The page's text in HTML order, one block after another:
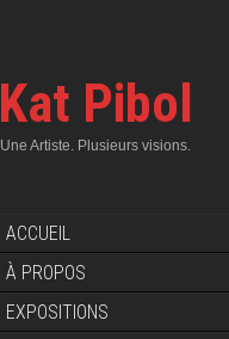
Kat Pibol
Une Artiste. Plusieurs visions.
ACCUEIL
À PROPOS
EXPOSITIONS